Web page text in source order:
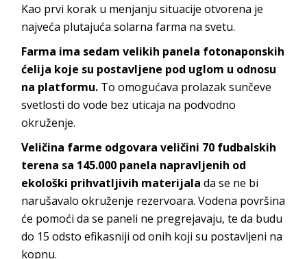
Kao prvi korak u menjanju situacije otvorena je
najveća plutajuća solarna farma na svetu.
Farma ima sedam velikih panela fotonaponskih
ćelija koje su postavljene pod uglom u odnosu
na platformu. To omogućava prolazak sunčeve
svetlosti do vode bez uticaja na podvodno
okruženje.
Veličina farme odgovara veličini 70 fudbalskih
terena sa 145.000 panela napravljenih od
ekološki prihvatljivih materijala da se ne bi
narušavalo okruženje rezervoara. Vodena površina
će pomoći da se paneli ne pregrejavaju, te da budu
do 15 odsto efikasniji od onih koji su postavljeni na
kopnu.